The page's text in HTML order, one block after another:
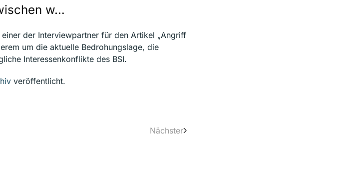
w…
der Interviewpartner für den Artikel „Angriff
um die aktuelle Bedrohungslage, die
Interessenkonflikte des BSI.
veröffentlicht.
Nächster